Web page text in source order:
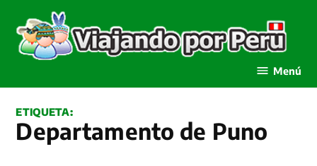
contenido
Menú
ETIQUETA:
Departamento de Puno